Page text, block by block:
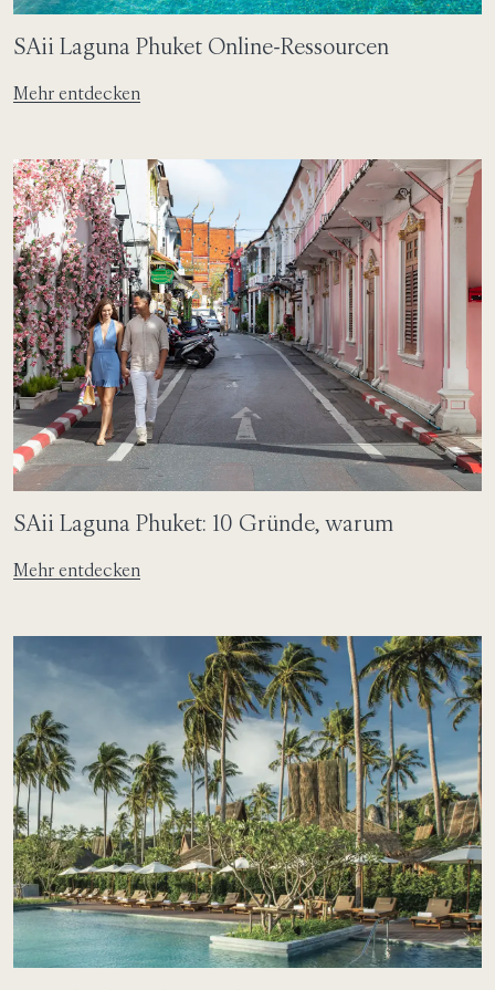
SAii Laguna Phuket Online-Ressourcen
Mehr entdecken
SAii Laguna Phuket: 10 Gründe, warum
Mehr entdecken